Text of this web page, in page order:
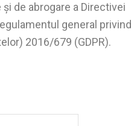
de abrogare a Directivei
general privind
2016/679 (GDPR).